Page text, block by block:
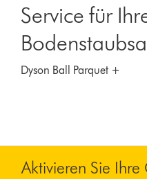
Service für
Dyson Ball Parquet +
Aktivieren Sie